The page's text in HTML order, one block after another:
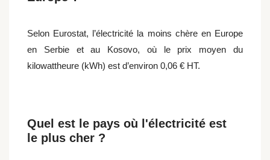
Selon Eurostat, l’électricité la moins chère en Europe
en Serbie et au Kosovo, où le prix moyen du
kilowattheure (kWh) est d’environ 0,06 € HT.
Quel est le pays où l'électricité est
le plus cher ?